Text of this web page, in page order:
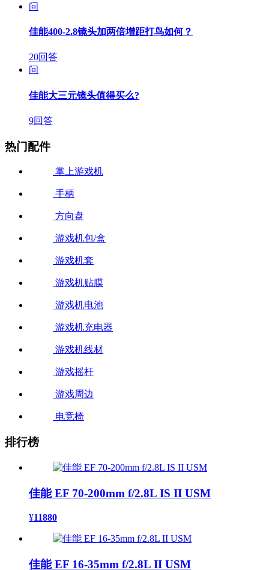
问
佳能400-2.8镜头加两倍增距打鸟如何？
20回答
问
佳能大三元镜头值得买么?
9回答
热门配件
掌上游戏机
手柄
方向盘
游戏机包/盒
游戏机套
游戏机贴膜
游戏机电池
游戏机充电器
游戏机线材
游戏摇杆
游戏周边
电竞椅
排行榜
佳能 EF 70-200mm f/2.8L IS II USM
¥11880
佳能 EF 16-35mm f/2.8L II USM